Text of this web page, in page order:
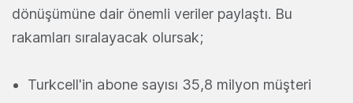
dönüşümüne dair önemli veriler paylaştı. Bu
rakamları sıralayacak olursak;
Turkcell'in abone sayısı 35,8 milyon müşteri